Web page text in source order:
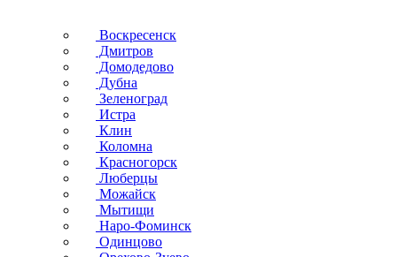
Воскресенск
Дмитров
Домодедово
Дубна
Зеленоград
Истра
Клин
Коломна
Красногорск
Люберцы
Можайск
Мытищи
Наро-Фоминск
Одинцово